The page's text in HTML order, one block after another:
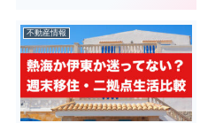
不動産情報